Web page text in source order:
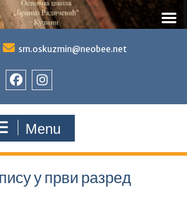
sm.oskuzmin@neobee.net
Menu
у први разред